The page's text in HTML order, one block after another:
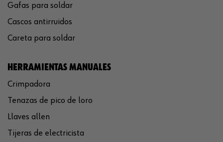
Gafas para soldar
Cascos antirruidos
Careta para soldar
HERRAMIENTAS MANUALES
Crimpadora
Tenazas de pico de loro
Llaves allen
Tijeras de electricista